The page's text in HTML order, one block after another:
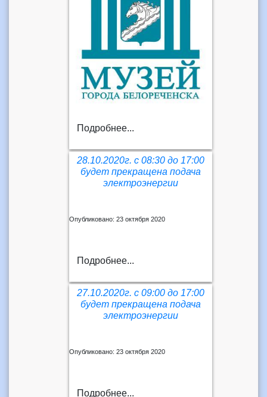
Подробнее...
28.10.2020г. с 08:30 до 17:00
будет прекращена подача
электроэнергии
Опубликовано: 23 октября 2020
Подробнее...
27.10.2020г. с 09:00 до 17:00
будет прекращена подача
электроэнергии
Опубликовано: 23 октября 2020
Подробнее...